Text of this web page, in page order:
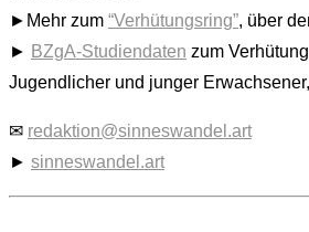
►Mehr zum “Verhütungsring”, über
► BZgA-Studiendaten zum
Jugendlicher und junger
✉ redaktion@sinneswandel.art
► sinneswandel.art